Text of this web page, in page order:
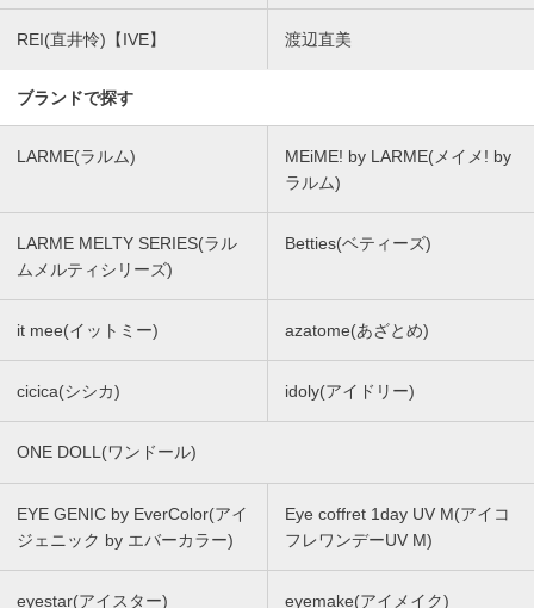
REI(直井怜)【IVE】 渡辺直美
ブランドで探す
LARME(ラルム)
MEiME! by LARME(メイメ! by
ラルム)
LARME MELTY SERIES(ラル
ムメルティシリーズ)
Betties(ベティーズ)
it mee(イットミー) azatome(あざとめ)
cicica(シシカ) idoly(アイドリー)
ONE DOLL(ワンドール)
EYE GENIC by EverColor(アイ
ジェニック by エバーカラー)
Eye coffret 1day UV M(アイコ
フレワンデーUV M)
eyestar(アイスター) eyemake(アイメイク)